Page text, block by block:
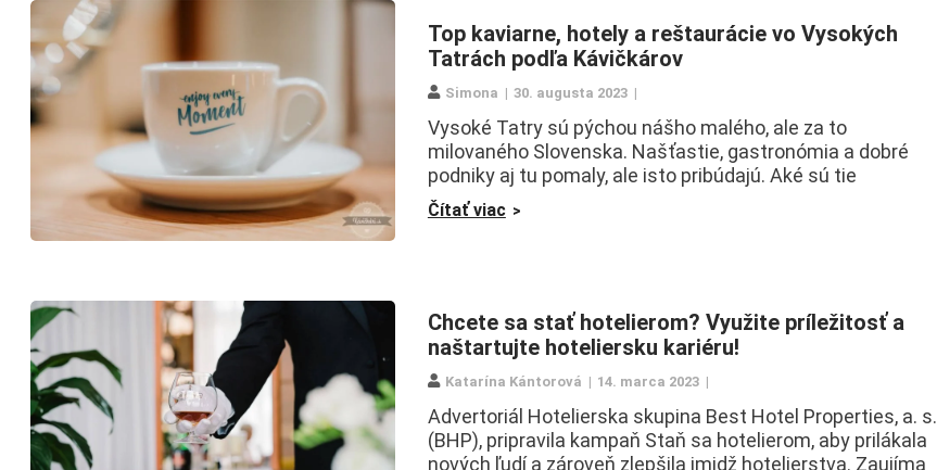
Top kaviarne, hotely a reštaurácie vo Vysokých
Tatrách podľa Kávičkárov
Simona 30. augusta 2023
Vysoké Tatry sú pýchou nášho malého, ale za to
milovaného Slovenska. Našťastie, gastronómia a dobré
podniky aj tu pomaly, ale isto pribúdajú. Aké sú tie
Čítať viac
Chcete sa stať hotelierom? Využite príležitosť a
naštartujte hoteliersku kariéru!
Katarína Kántorová 14. marca 2023
Advertoriál Hotelierska skupina Best Hotel Properties, a. s.
(BHP), pripravila kampaň Staň sa hotelierom, aby prilákala
nových ľudí a zároveň zlepšila imidž hotelierstva. Zaujíma